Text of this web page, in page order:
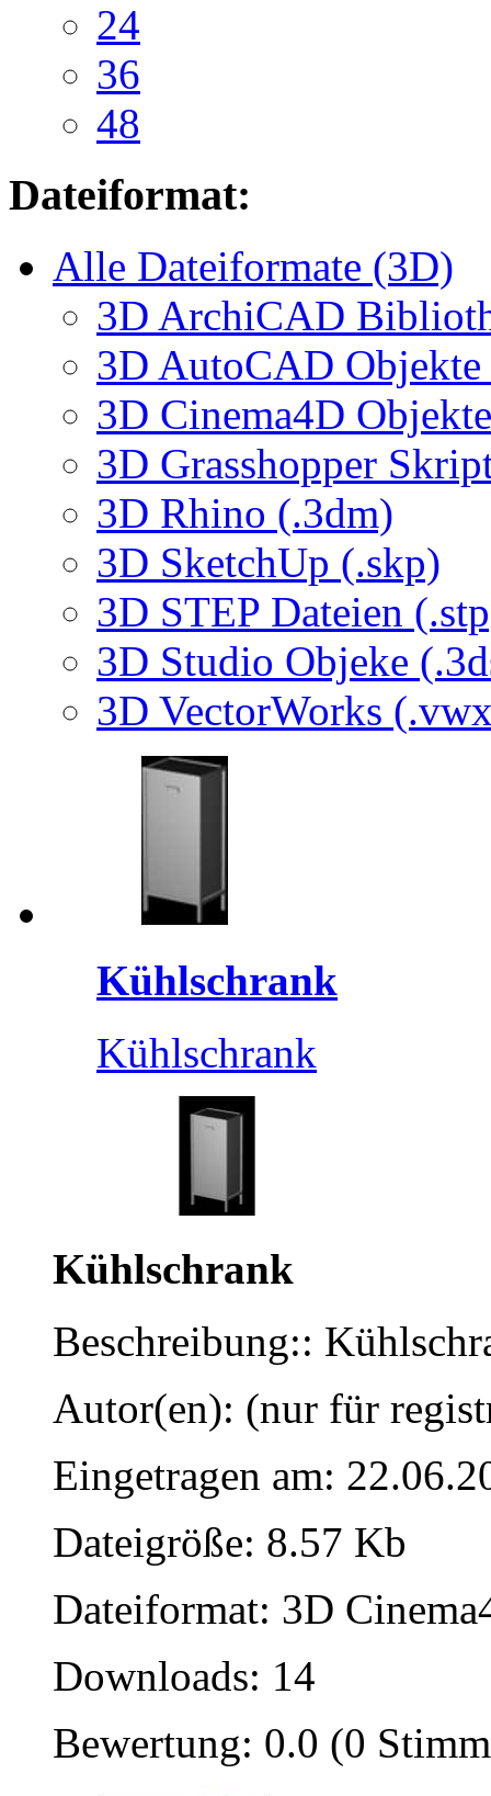
24
36
48
Dateiformat:
Alle Dateiformate (3D)
3D ArchiCAD
3D AutoCAD
3D Cinema4D
3D Grasshopper
3D Rhino (.3dm)
3D SketchUp (.skp)
3D STEP Dateien
3D Studio Objeke
3D VectorWorks
Kühlschrank
Kühlschrank
Kühlschrank
Beschreibung::
Autor(en): (nur für
Eingetragen am:
Dateigröße: 8.57 Kb
Dateiformat: 3D
Downloads: 14
Bewertung: 0.0 (0